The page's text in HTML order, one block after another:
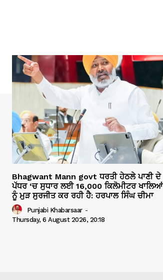
Bhagwant Mann govt ਧਰਤੀ ਹੇਠਲੇ ਪਾਣੀ ਦੇ
ਪੱਧਰ ‘ਚ ਸੁਧਾਰ ਲਈ 16,000 ਕਿਲੋਮੀਟਰ ਖਾਲਿਆਂ
ਨੂੰ ਮੁੜ ਸੁਰਜੀਤ ਕਰ ਰਹੀ ਹੈ: ਹਰਪਾਲ ਸਿੰਘ ਚੀਮਾ
Punjabi Khabarsaar -
Thursday, 6 August 2026, 20:18